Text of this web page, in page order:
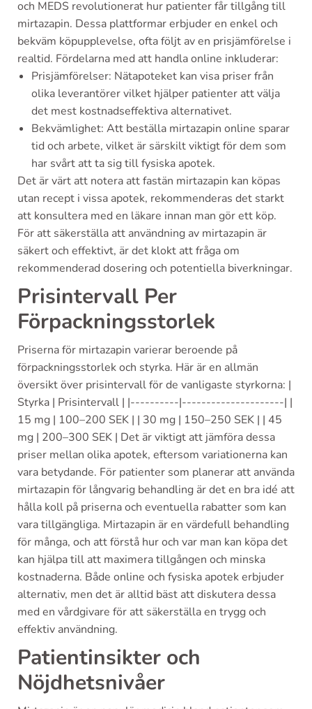
och MEDS revolutionerat hur patienter får tillgång till
mirtazapin. Dessa plattformar erbjuder en enkel och
bekväm köpupplevelse, ofta följt av en prisjämförelse i
realtid. Fördelarna med att handla online inkluderar:
Prisjämförelser: Nätapoteket kan visa priser från
olika leverantörer vilket hjälper patienter att välja
det mest kostnadseffektiva alternativet.
Bekvämlighet: Att beställa mirtazapin online sparar
tid och arbete, vilket är särskilt viktigt för dem som
har svårt att ta sig till fysiska apotek.
Det är värt att notera att fastän mirtazapin kan köpas
utan recept i vissa apotek, rekommenderas det starkt
att konsultera med en läkare innan man gör ett köp.
För att säkerställa att användning av mirtazapin är
säkert och effektivt, är det klokt att fråga om
rekommenderad dosering och potentiella biverkningar.
Prisintervall Per
Förpackningsstorlek
Priserna för mirtazapin varierar beroende på
förpackningsstorlek och styrka. Här är en allmän
översikt över prisintervall för de vanligaste styrkorna: |
Styrka | Prisintervall | |----------|---------------------| |
15 mg | 100–200 SEK | | 30 mg | 150–250 SEK | | 45
mg | 200–300 SEK | Det är viktigt att jämföra dessa
priser mellan olika apotek, eftersom variationerna kan
vara betydande. För patienter som planerar att använda
mirtazapin för långvarig behandling är det en bra idé att
hålla koll på priserna och eventuella rabatter som kan
vara tillgängliga. Mirtazapin är en värdefull behandling
för många, och att förstå hur och var man kan köpa det
kan hjälpa till att maximera tillgången och minska
kostnaderna. Både online och fysiska apotek erbjuder
alternativ, men det är alltid bäst att diskutera dessa
med en vårdgivare för att säkerställa en trygg och
effektiv användning.
Patientinsikter och
Nöjdhetsnivåer